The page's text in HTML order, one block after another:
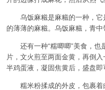
乌饭麻糍是麻糍的一种，它
的薄薄的麻糍。乌饭麻糍，青
还有一种“糯唧唧”美食，也
片，文火煎至两面金黄，再倒
半鸡蛋液，凝固焦黄后，盛盘即
糯米粉揉成的外皮，包裹着